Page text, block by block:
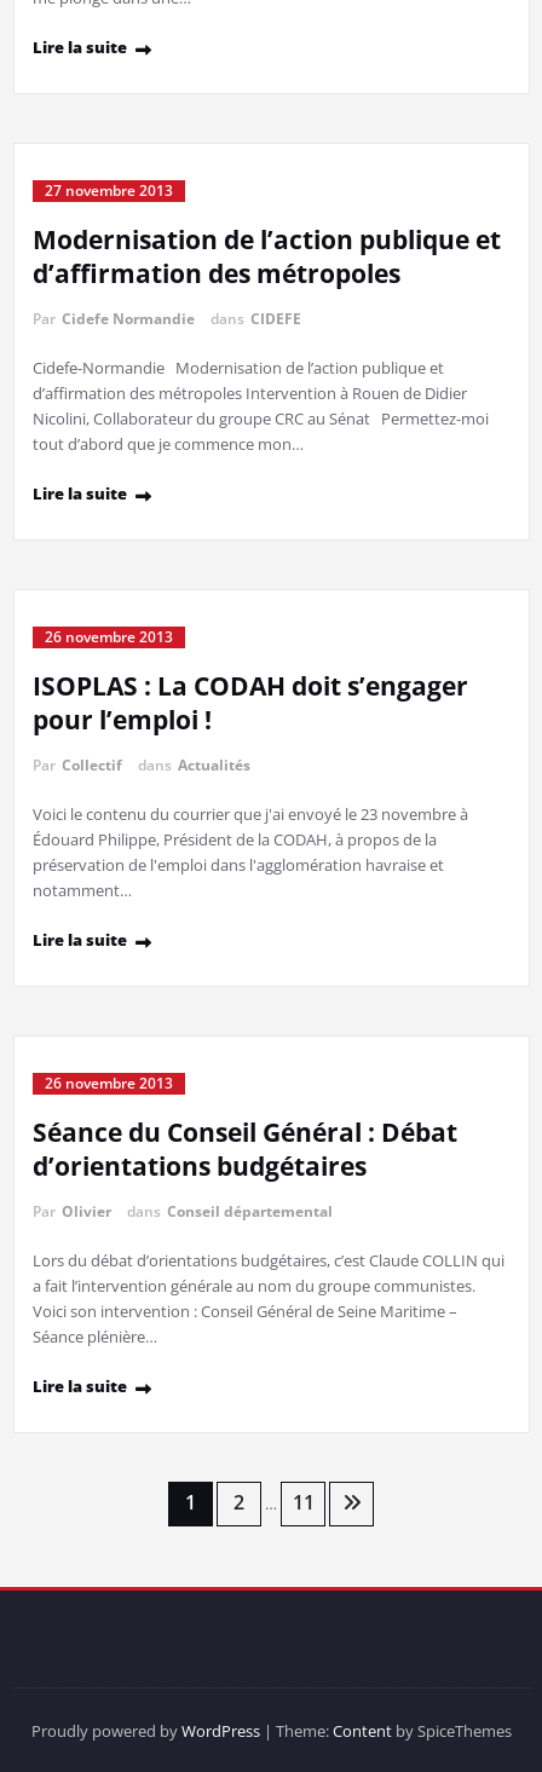
Lire la suite
27 novembre 2013
Modernisation de l’action publique et
d’affirmation des métropoles
Par Cidefe Normandie dans CIDEFE
Cidefe-Normandie Modernisation de l’action publique et
d’affirmation des métropoles Intervention à Rouen de Didier
Nicolini, Collaborateur du groupe CRC au Sénat Permettez-moi
tout d’abord que je commence mon…
Lire la suite
26 novembre 2013
ISOPLAS : La CODAH doit s’engager
pour l’emploi !
Par Collectif dans Actualités
Voici le contenu du courrier que j'ai envoyé le 23 novembre à
Édouard Philippe, Président de la CODAH, à propos de la
préservation de l'emploi dans l'agglomération havraise et
notamment…
Lire la suite
26 novembre 2013
Séance du Conseil Général : Débat
d’orientations budgétaires
Par Olivier dans Conseil départemental
Lors du débat d’orientations budgétaires, c’est Claude COLLIN qui
a fait l’intervention générale au nom du groupe communistes.
Voici son intervention : Conseil Général de Seine Maritime –
Séance plénière…
Lire la suite
1 2 … 11
Proudly powered byWordPress| Theme:Contentby SpiceThemes